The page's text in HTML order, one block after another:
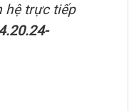
hệ trực tiếp